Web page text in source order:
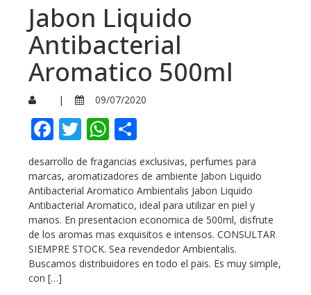
Jabon Liquido
Antibacterial
Aromatico 500ml
| 09/07/2020
Facebook
TwitterWhatsApp
desarrollo de fragancias exclusivas, perfumes para
marcas, aromatizadores de ambiente Jabon Liquido
Antibacterial Aromatico Ambientalis Jabon Liquido
Antibacterial Aromatico, ideal para utilizar en piel y
manos. En presentacion economica de 500ml, disfrute
de los aromas mas exquisitos e intensos. CONSULTAR
SIEMPRE STOCK. Sea revendedor Ambientalis.
Buscamos distribuidores en todo el pais. Es muy simple,
con […]